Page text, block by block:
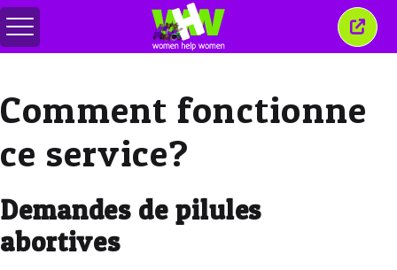
Basculer
le
cette
Comment fonctionne
ce service?
Demandes de pilules
abortives